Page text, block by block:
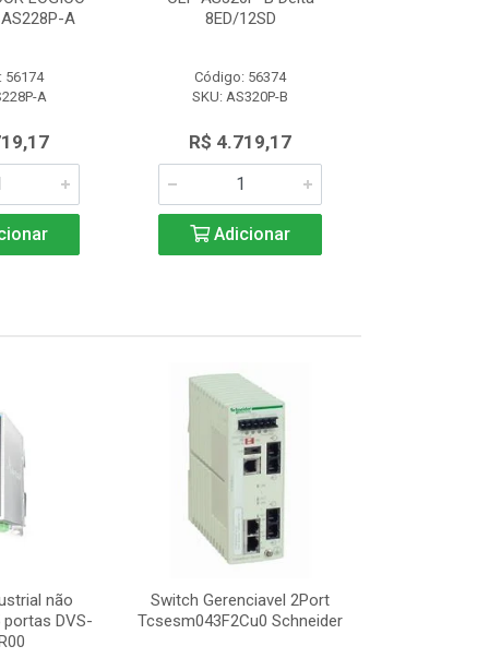
A
56174
A
8ED/12SD
Código: 56374
SKU: AS320P-B
R$ 4.719,17
Adicionar
não
portas DVS-
Switch Gerenciavel 2Port
Tcsesm043F2Cu0 Schneider